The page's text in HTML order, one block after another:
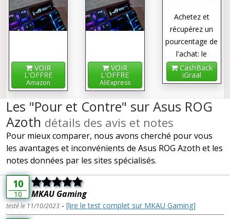
VOIR
L'OFFRE
Amazon
VOIR
L'OFFRE
AliExpress
Achetez et
récupérez un
pourcentage de
l'achat: le
cashback !
CashBack
iGraal
Les "Pour et Contre" sur Asus ROG
Azoth détails des avis et notes
Pour mieux comparer, nous avons cherché pour vous
les avantages et inconvénients de Asus ROG Azoth et les
notes données par les sites spécialisés.
10
10 MKAU Gaming
testé le 11/10/2023 - [lire le test complet sur MKAU Gaming]